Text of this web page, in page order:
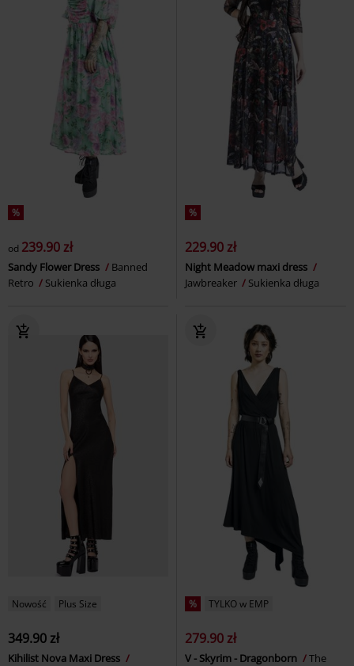
%
od 239.90 zł
Sandy Flower Dress
Banned
Retro
Sukienka długa
%
229.90 zł
Night Meadow maxi dress
Jawbreaker
Sukienka długa
Nowość Plus Size
349.90 zł
Kihilist Nova Maxi Dress
% TYLKO w EMP
279.90 zł
V - Skyrim - Dragonborn
The